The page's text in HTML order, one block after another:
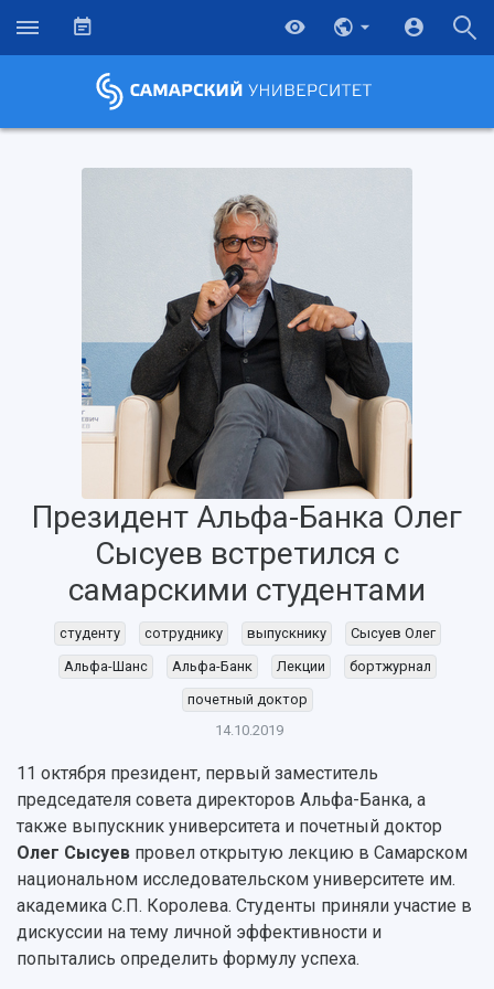
НАЗАД
Об университете
История
Ключевые факты
Руководство
Наблюдательный совет
Попечительский совет
Ученый совет
Ректорат
Кадровый резерв
Персоналии
Новости
Главные новости
СМИ об университете
Пресс-центр
Газета "Полет"
Газета "Самарский университет"
Мы в соцсетях
Образование
Почему я выбираю Самарский университет?
Бакалавриат и специалитет
Аспирантура
Формы обучения
Учебные планы
Дополнительное образование
Институты и факультеты
Образовательные программы
Научно-исследовательская деятельность
Основные научные направления
Научные школы и ведущие научные коллективы
Диссертационные советы
Конкурс на замещение должностей научных
работников
Научно-технический совет
Научные проекты и темы
Аспирантура и докторантура
Справочные материалы
Президент Альфа-Банка Олег
Сысуев встретился с
самарскими студентами
студенту сотруднику выпускнику
Сысуев Олег
Альфа-Шанс
Альфа-Банк Лекции
бортжурнал
почетный доктор
14.10.2019
11 октября президент, первый заместитель
председателя совета директоров Альфа-Банка, а
также выпускник университета и почетный доктор
Олег Сысуев провел открытую лекцию в Самарском
национальном исследовательском университете им.
академика С.П. Королева. Студенты приняли участие в
дискуссии на тему личной эффективности и
попытались определить формулу успеха.